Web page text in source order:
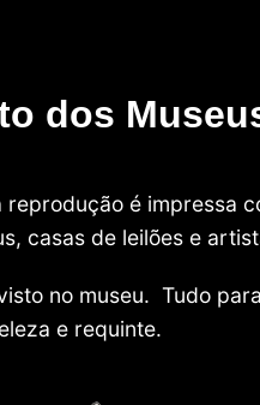
dos
é impressa
casas de leilões e
no museu. Tudo
e requinte.